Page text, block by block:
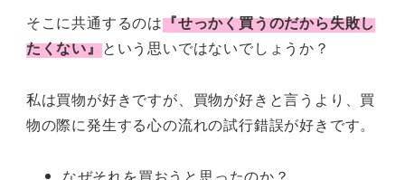
そこに共通するのは『せっかく買うのだから失敗し
たくない』という思いではないでしょうか？
私は買物が好きですが、買物が好きと言うより、買
物の際に発生する心の流れの試行錯誤が好きです。
なぜそれを買おうと思ったのか？